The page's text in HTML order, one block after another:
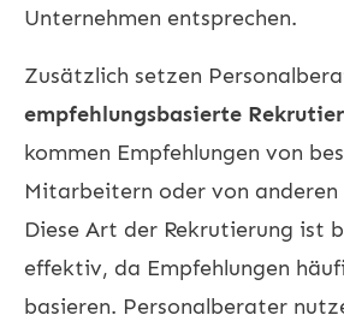
Unternehmen entsprechen.
Zusätzlich setzen
empfehlungsbasierte
kommen Empfehlungen von
Mitarbeitern oder von
Diese Art der Rekrutierung ist
effektiv, da Empfehlungen
basieren. Personalberater